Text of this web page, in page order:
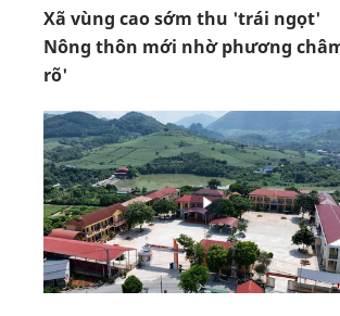
Xã vùng cao sớm thu 'trái ngọt'
Nông thôn mới nhờ phương
rõ'